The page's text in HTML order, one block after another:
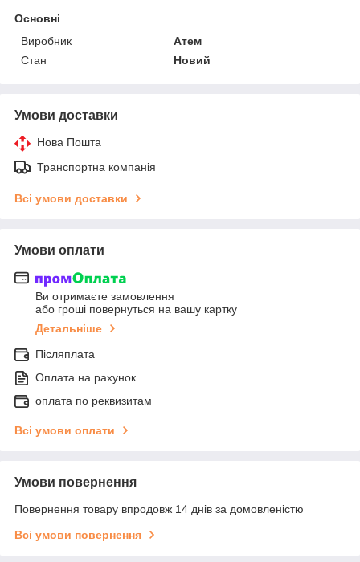
Основні
Виробник
Атем
Стан
Новий
Умови доставки
Нова Пошта
Транспортна компанія
Всі умови доставки
Умови оплати
Ви отримаєте замовлення
або гроші повернуться на вашу картку
Детальніше
Післяплата
Оплата на рахунок
оплата по реквизитам
Всі умови оплати
Умови повернення
Повернення товару впродовж 14 днів за домовленістю
Всі умови повернення